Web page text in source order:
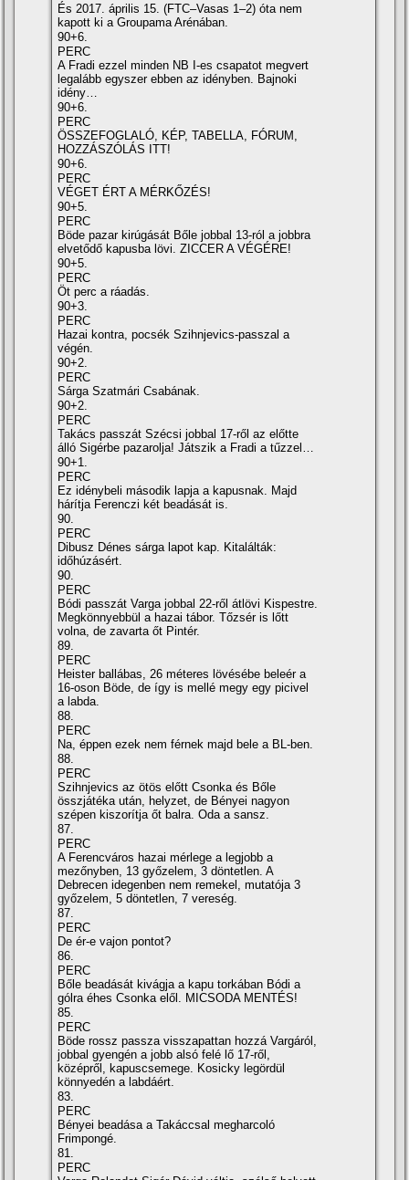
És 2017. április 15. (FTC–Vasas 1–2) óta nem
kapott ki a Groupama Arénában.
90+6.
PERC
A Fradi ezzel minden NB I-es csapatot megvert
legalább egyszer ebben az idényben. Bajnoki
idény…
90+6.
PERC
ÖSSZEFOGLALÓ, KÉP, TABELLA, FÓRUM,
HOZZÁSZÓLÁS ITT!
90+6.
PERC
VÉGET ÉRT A MÉRKŐZÉS!
90+5.
PERC
Böde pazar kirúgását Bőle jobbal 13-ról a jobbra
elvetődő kapusba lövi. ZICCER A VÉGÉRE!
90+5.
PERC
Öt perc a ráadás.
90+3.
PERC
Hazai kontra, pocsék Szihnjevics-passzal a
végén.
90+2.
PERC
Sárga Szatmári Csabának.
90+2.
PERC
Takács passzát Szécsi jobbal 17-ről az előtte
álló Sigérbe pazarolja! Játszik a Fradi a tűzzel…
90+1.
PERC
Ez idénybeli második lapja a kapusnak. Majd
hárí­tja Ferenczi két beadását is.
90.
PERC
Dibusz Dénes sárga lapot kap. Kitalálták:
időhúzásért.
90.
PERC
Bódi passzát Varga jobbal 22-ről átlövi Kispestre.
Megkönnyebbül a hazai tábor. Tőzsér is lőtt
volna, de zavarta őt Pintér.
89.
PERC
Heister ballábas, 26 méteres lövésébe beleér a
16-oson Böde, de í­gy is mellé megy egy picivel
a labda.
88.
PERC
Na, éppen ezek nem férnek majd bele a BL-ben.
88.
PERC
Szihnjevics az ötös előtt Csonka és Bőle
összjátéka után, helyzet, de Bényei nagyon
szépen kiszorí­tja őt balra. Oda a sansz.
87.
PERC
A Ferencváros hazai mérlege a legjobb a
mezőnyben, 13 győzelem, 3 döntetlen. A
Debrecen idegenben nem remekel, mutatója 3
győzelem, 5 döntetlen, 7 vereség.
87.
PERC
De ér-e vajon pontot?
86.
PERC
Bőle beadását kivágja a kapu torkában Bódi a
gólra éhes Csonka elől. MICSODA MENTÉS!
85.
PERC
Böde rossz passza visszapattan hozzá Vargáról,
jobbal gyengén a jobb alsó felé lő 17-ről,
középről, kapuscsemege. Kosicky legördül
könnyedén a labdáért.
83.
PERC
Bényei beadása a Takáccsal megharcoló
Frimpongé.
81.
PERC